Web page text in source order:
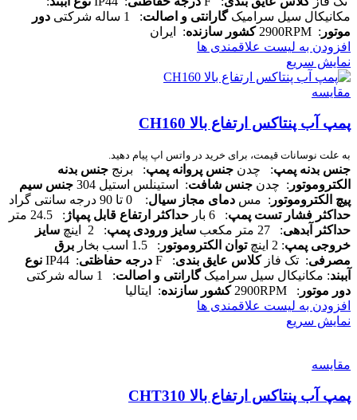
مکانیکال سیل سرامیکگارانتی و اصالت: 1 ساله شرکتی
دور
موتور : 2900RPM کشور سازنده: ایران
افزودن به لیست علاقمندی ها
نمایش سریع
مقایسه
پمپ آب پنتاکس ارتفاع بالا CH160
به علت نوسانات قیمت، برای خرید در واتس اپ پیام دهید.
جنس بدنه پمپ: چدن جنس پروانه پمپ: برنج جنس بدنه
الکتروموتور : چدن جنس شافت: استینلس استیل 304
جنس سیم
پیچ الکتروموتور : مس دمای مجاز سیال: 0 تا 90 درجه سانتی گراد
حداکثر فشار تست پمپ: 6 بار حداکثر ارتفاع قابل پمپاژ : 24.5 متر
حداکثر آبدهی: 27 متر مکعب سایز ورودی پمپ: 2 اینچ
سایز
خروجی پمپ: 2 اینچ توان الکتروموتور : 1.5 اسب بخار
برق
مصرفی: تک فازکلاس عایق بندی: F درجه حفاظتی: IP44
نوع
آببند: مکانیکال سیل سرامیکگارانتی و اصالت: 1 ساله شرکتی
دور موتور : 2900RPM کشور سازنده: ایتالیا
افزودن به لیست علاقمندی ها
نمایش سریع
مقایسه
پمپ آب پنتاکس ارتفاع بالا CHT310